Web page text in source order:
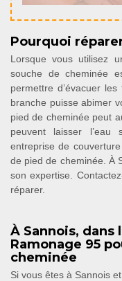
Pourquoi
Lorsque vous utilisez
souche de cheminée
permettre d’évacuer
branche puisse abimer
pied de cheminée peut
peuvent laisser l’eau
entreprise de
de pied de cheminée. À
son expertise.
réparer.
À Sannois, dans
Ramonage 95
cheminée
Si vous êtes à Sannois